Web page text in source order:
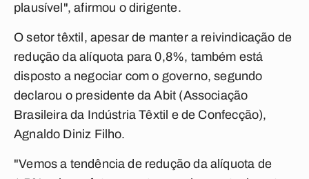
plausível", afirmou o dirigente.
O setor têxtil, apesar de manter a reivindicação de
redução da alíquota para 0,8%, também está
disposto a negociar com o governo, segundo
declarou o presidente da Abit (Associação
Brasileira da Indústria Têxtil e de Confecção),
Agnaldo Diniz Filho.
"Vemos a tendência de redução da alíquota de